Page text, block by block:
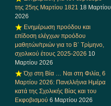
της 25ης Μαρτίου 1821 18 Μαρτίου
2026
Ενημέρωση προόδου και
επίδοση ελέγχων προόδου
μαθητών/τριών για το Β΄ Τρίμηνο,
σχολικού έτους 2025-2026 10
Μαρτίου 2026
Όχι στη Βία … Ναι στη Φιλία, 6
Μαρτίου 2026: Πανελλήνια Ημέρα
κατά της Σχολικής Βίας και του
Εκφοβισμού 6 Μαρτίου 2026